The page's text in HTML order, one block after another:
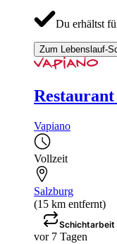
Du erhältst
Zum Lebenslauf-
Vapiano
Vollzeit
Salzburg
(15 km entfernt)
Schichtarbeit
vor 7 Tagen